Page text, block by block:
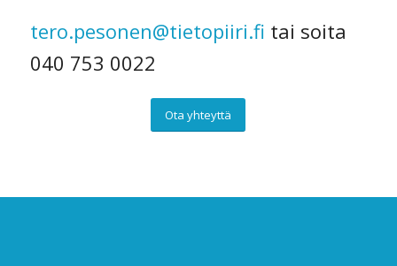
tero.pesonen@tietopiiri.fi tai soita
040 753 0022
Ota yhteyttä